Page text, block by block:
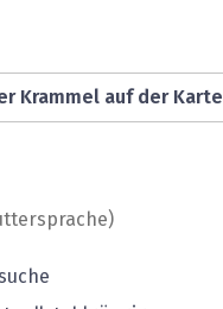
Krammel auf der Karte
)